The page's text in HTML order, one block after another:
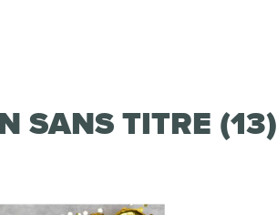
SANS TITRE (13)